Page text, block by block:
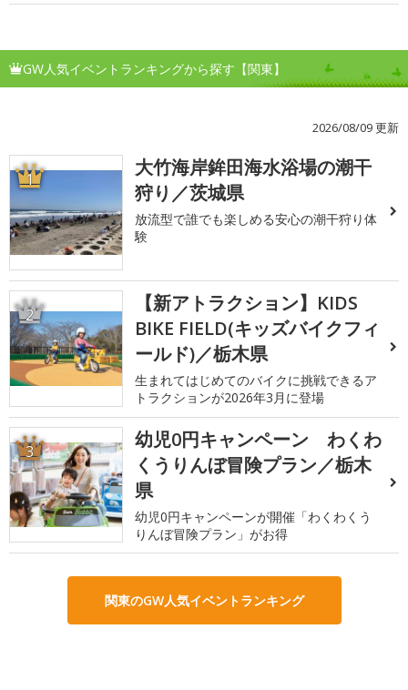
GW人気イベントランキングから探す【関東】
2026/08/09 更新
1
大竹海岸鉾田海水浴場の潮干
狩り／茨城県
放流型で誰でも楽しめる安心の潮干狩り体
験
2
【新アトラクション】KIDS
BIKE FIELD(キッズバイクフィ
ールド)／栃木県
生まれてはじめてのバイクに挑戦できるア
トラクションが2026年3月に登場
3
幼児0円キャンペーン わくわ
くうりんぼ冒険プラン／栃木
県
幼児0円キャンペーンが開催「わくわくう
りんぼ冒険プラン」がお得
関東のGW人気イベントランキング